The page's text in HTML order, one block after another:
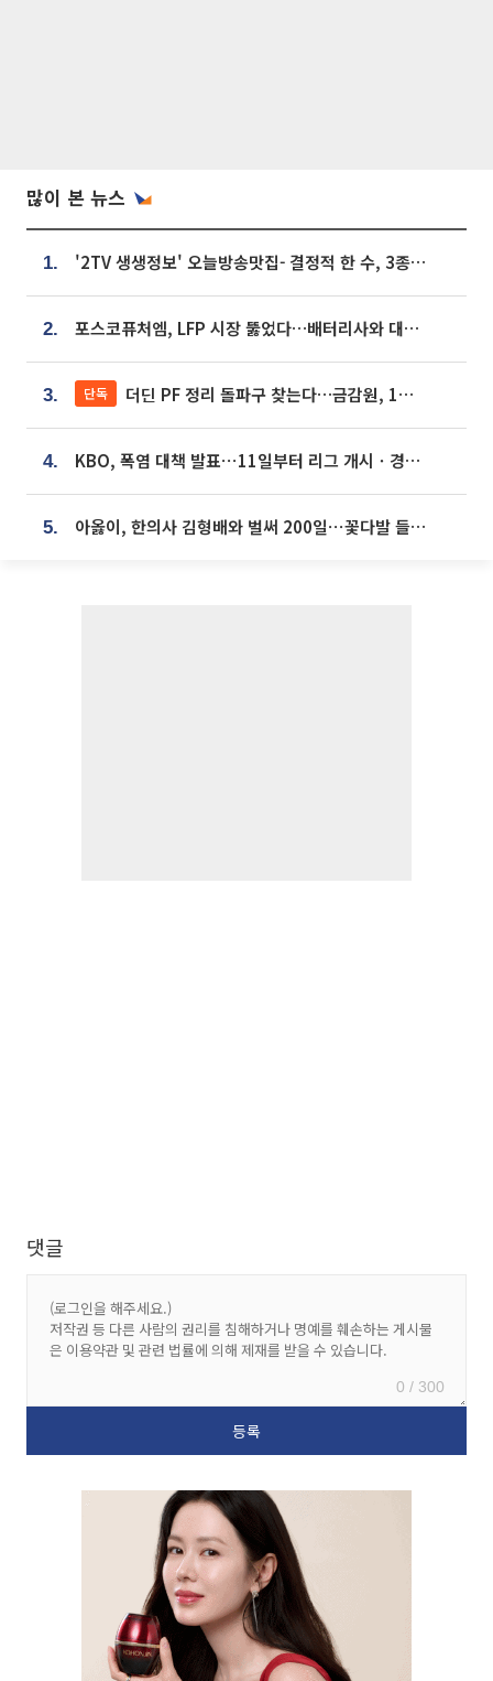
많이 본 뉴스
1. '2TV 생생정보' 오늘방송맛집- 결정적 한 수, 3종 메밀면! 메밀 소바 맛집 '의○○○○'
2. 포스코퓨처엠, LFP 시장 뚫었다…배터리사와 대규모 장기 공급 합의
3. 단독 더딘 PF 정리 돌파구 찾는다…금감원, 1년 반 만에 매각설명회 재개
4. KBO, 폭염 대책 발표⋯11일부터 리그 개시ㆍ경기 오후 7시 시작
5. 아옳이, 한의사 김형배와 벌써 200일⋯꽃다발 들고 "프러포즈 아냐"
댓글
0 / 300